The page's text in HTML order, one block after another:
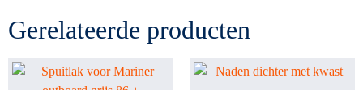
Gerelateerde producten